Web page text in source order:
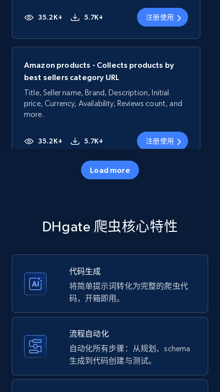
35.2K+ 5.7K+ 注册使用
Amazon products - Collects products by
best sellers category URL
Title, Seller name, Brand, Description, Initial
price, Currency, Availability, Reviews count, and
more.
35.2K+ 5.7K+ 注册使用
price, Currency, Availability, Reviews count, and
Amazon products - Collects products by
Title, Seller name, Brand, Description, Initial
price, Currency, Availability, Reviews count, and
Load more
DHgate 爬虫核心特性
代码生成
将简单提示词转化为完整的爬虫代
码，开箱即用。
流程自动化
自动化所有步骤：从规划、schema
生成到代码创建与测试。